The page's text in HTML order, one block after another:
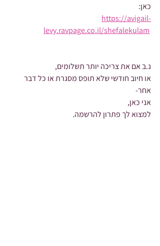
כאן:
https://avigail-
levy.ravpage.co.il/shefalekulam
נ.ב אם את צריכה יותר תשלומים,
או חיוב חודשי שלא תופס מסגרת או כל דבר
אחר-
אני כאן,
למצוא לך פתרון להרשמה.